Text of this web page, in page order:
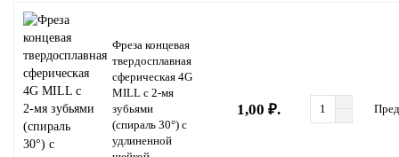
Фреза концевая
твердосплавная
сферическая 4G
MILL с 2-мя
зубьями
(спираль 30°) с
удлиненной
1,00 ₽.